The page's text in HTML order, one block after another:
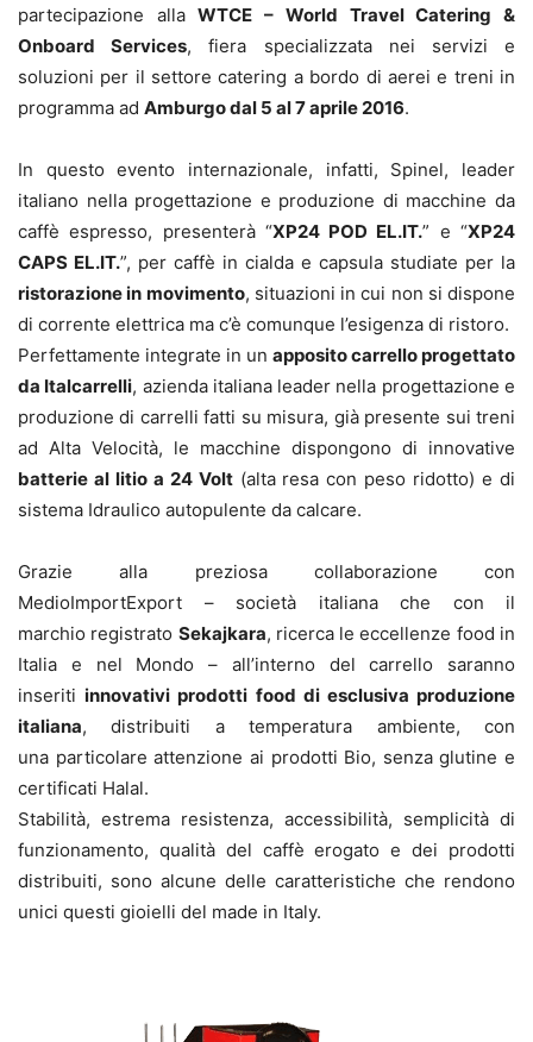
partecipazione allaWTCE – World Travel Catering &
Onboard Services, fiera specializzata nei servizi e
soluzioni per il settore catering a bordo di aerei e treni in
programma ad Amburgo dal 5 al 7 aprile 2016.
In questo evento internazionale, infatti, Spinel, leader
italiano nella progettazione e produzione di macchine da
caffè espresso, presenterà “XP24 POD EL.IT.” e “XP24
CAPS EL.IT.”, per caffè in cialda e capsula studiate per la
ristorazione in movimento, situazioni in cui non si dispone
di corrente elettrica ma c’è comunque l’esigenza di ristoro.
Perfettamente integrate in un apposito carrello progettato
da Italcarrelli, azienda italiana leader nella progettazione e
produzione di carrelli fatti su misura, già presente sui treni
ad Alta Velocità, le macchine dispongono di innovative
batterie al litio a 24 Volt(alta resa con peso ridotto) e di
sistema Idraulico autopulente da calcare.
Grazie alla preziosa collaborazione con
MedioImportExport – società italiana che con il
marchio registrato Sekajkara, ricerca le eccellenze food in
Italia e nel Mondo – all’interno del carrello saranno
inseritiinnovativi prodotti food di esclusiva produzione
italiana, distribuiti a temperatura ambiente, con
una particolare attenzione ai prodotti Bio, senza glutine e
certificati Halal.
Stabilità, estrema resistenza, accessibilità, semplicità di
funzionamento, qualità del caffè erogato e dei prodotti
distribuiti, sono alcune delle caratteristiche che rendono
unici questi gioielli del made in Italy.